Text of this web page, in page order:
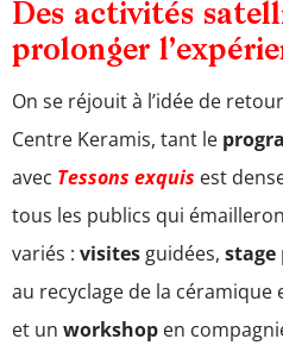
Des activités
prolonger
On se réjouit à l’idée de
Centre Keramis, tant le
avec Tessons exquis est
tous les publics qui
variés : visites guidées, stage
au recyclage de la céramique
et un workshop en